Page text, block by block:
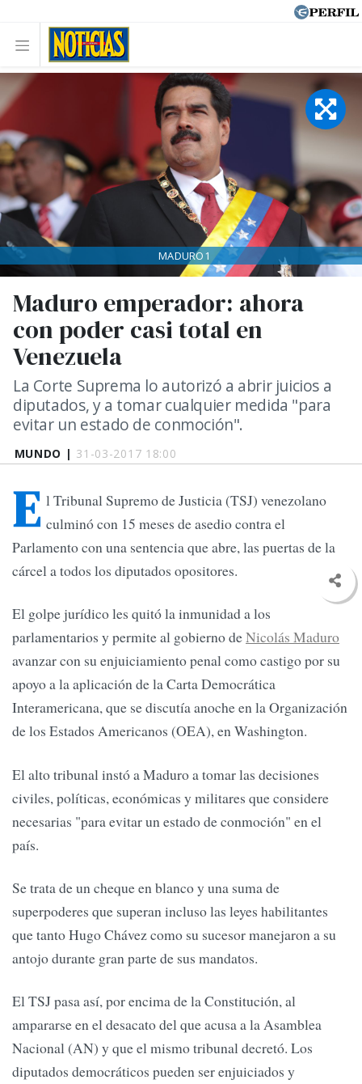
MUNDO | 31-03-2017 18:00
Maduro emperador: ahora
con poder casi total en
Venezuela
La Corte Suprema lo autorizó a abrir juicios a
diputados, y a tomar cualquier medida "para
evitar un estado de conmoción".
MADURO1
E l Tribunal Supremo de Justicia (TSJ) venezolano
culminó con 15 meses de asedio contra el
Parlamento con una sentencia que abre, las puertas de la
cárcel a todos los diputados opositores.
El golpe jurídico les quitó la inmunidad a los
parlamentarios y permite al gobierno deNicolás Maduro
avanzar con su enjuiciamiento penal como castigo por su
apoyo a la aplicación de la Carta Democrática
Interamericana, que se discutía anoche en la Organización
de los Estados Americanos (OEA), en Washington.
El alto tribunal instó a Maduro a tomar las decisiones
civiles, políticas, económicas y militares que considere
necesarias "para evitar un estado de conmoción" en el
país.
Se trata de un cheque en blanco y una suma de
superpoderes que superan incluso las leyes habilitantes
que tanto Hugo Chávez como su sucesor manejaron a su
antojo durante gran parte de sus mandatos.
El TSJ pasa así, por encima de la Constitución, al
ampararse en el desacato del que acusa a la Asamblea
Nacional (AN) y que el mismo tribunal decretó. Los
diputados democráticos pueden ser enjuiciados y